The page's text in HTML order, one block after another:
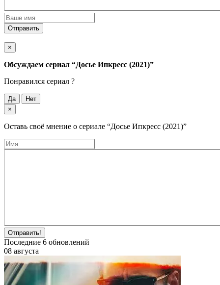
Отправить
×
Обсуждаем cериал “Досье Ипкресс (2021)”
Понравился cериал ?
Да
Нет
×
Оставь своё мнение о cериале “Досье Ипкресс (2021)”
Отправить!
Последние 6 обновлений
08 августа